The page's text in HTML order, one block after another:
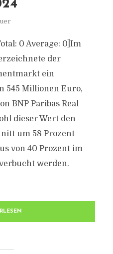
0 Average: 0]Im
der
ein
545 Millionen Euro,
BNP Paribas Real
dieser Wert den
um 58 Prozent
von 40 Prozent im
werden.